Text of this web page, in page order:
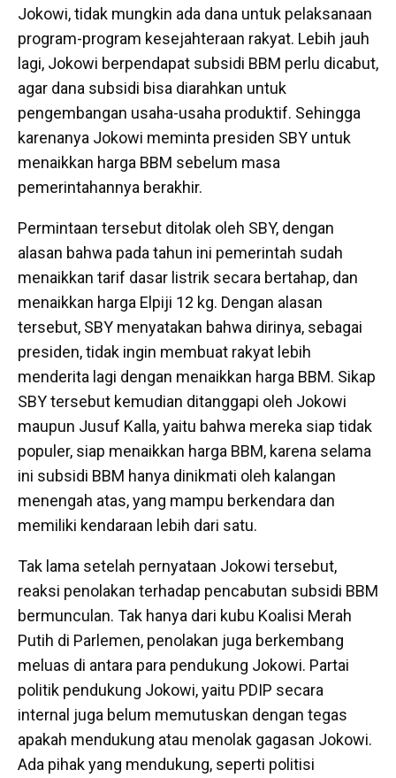
Jokowi, tidak mungkin ada dana untuk pelaksanaan
program-program kesejahteraan rakyat. Lebih jauh
lagi, Jokowi berpendapat subsidi BBM perlu dicabut,
agar dana subsidi bisa diarahkan untuk
pengembangan usaha-usaha produktif. Sehingga
karenanya Jokowi meminta presiden SBY untuk
menaikkan harga BBM sebelum masa
pemerintahannya berakhir.
Permintaan tersebut ditolak oleh SBY, dengan
alasan bahwa pada tahun ini pemerintah sudah
menaikkan tarif dasar listrik secara bertahap, dan
menaikkan harga Elpiji 12 kg. Dengan alasan
tersebut, SBY menyatakan bahwa dirinya, sebagai
presiden, tidak ingin membuat rakyat lebih
menderita lagi dengan menaikkan harga BBM. Sikap
SBY tersebut kemudian ditanggapi oleh Jokowi
maupun Jusuf Kalla, yaitu bahwa mereka siap tidak
populer, siap menaikkan harga BBM, karena selama
ini subsidi BBM hanya dinikmati oleh kalangan
menengah atas, yang mampu berkendara dan
memiliki kendaraan lebih dari satu.
Tak lama setelah pernyataan Jokowi tersebut,
reaksi penolakan terhadap pencabutan subsidi BBM
bermunculan. Tak hanya dari kubu Koalisi Merah
Putih di Parlemen, penolakan juga berkembang
meluas di antara para pendukung Jokowi. Partai
politik pendukung Jokowi, yaitu PDIP secara
internal juga belum memutuskan dengan tegas
apakah mendukung atau menolak gagasan Jokowi.
Ada pihak yang mendukung, seperti politisi